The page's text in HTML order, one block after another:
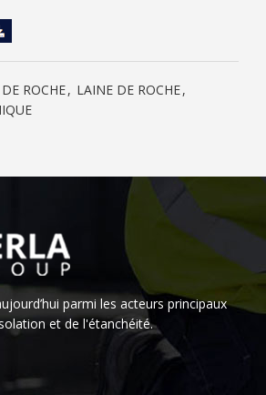
ROCHE, LAINE DE ROCHE,
parmi les acteurs principaux
et de l'étanchéité.